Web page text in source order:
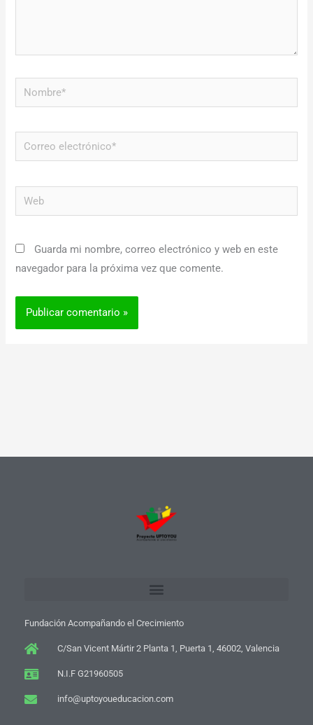
Nombre*
Correo
electrónico*
Web
Guarda mi nombre, correo electrónico y web en este
navegador para la próxima vez que comente.
Fundación Acompañando el Crecimiento
C/San Vicent Mártir 2 Planta 1, Puerta 1, 46002, Valencia
N.I.F G21960505
info@uptoyoueducacion.com